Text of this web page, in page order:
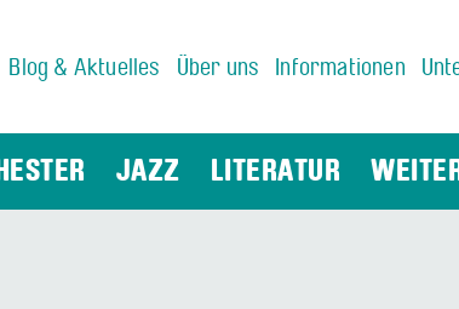
Blog & Aktuelles Über uns Informationen
JAZZ LITERATUR